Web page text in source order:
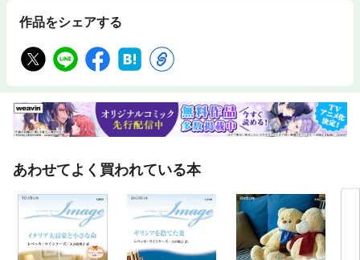
作品をシェアする
あわせてよく買われている本